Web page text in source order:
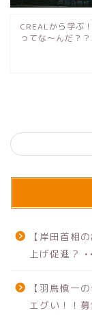
CREALから学ぶ
ってな〜んだ？？
【岸田首相
上げ促進？
【羽鳥慎一
エグい！！